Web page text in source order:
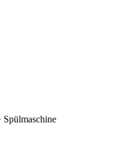
Spülmaschine